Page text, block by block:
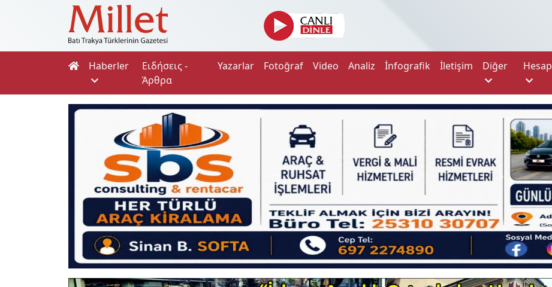
Haberler
Ειδήσεις -
Άρθρα
Yazarlar Fotoğraf Video Analiz İnfografik İletişim Diğer Hesap